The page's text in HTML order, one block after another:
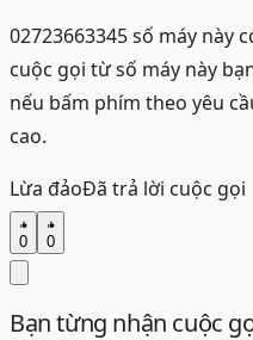
02723663345 số máy này
cuộc gọi từ số máy này
nếu bấm phím theo yêu
cao.
Lừa đảoĐã trả lời cuộc gọi
0 0
Bạn từng nhận cuộc